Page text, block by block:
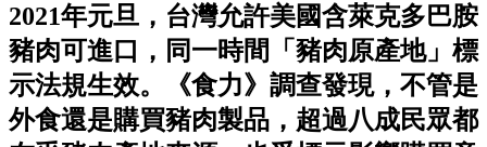
2021年元旦，台灣允許美國含萊克多巴胺
豬肉可進口，同一時間「豬肉原產地」標
示法規生效。《食力》調查發現，不管是
外食還是購買豬肉製品，超過八成民眾都